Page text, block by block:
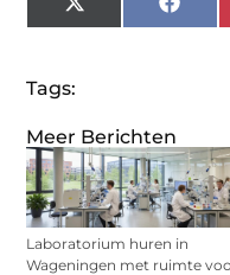
Meer Berichten
Laboratorium huren in
Wageningen met ruimte
X
(Twitter)
Tags: